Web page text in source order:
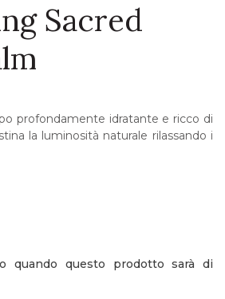
Sacred
profondamente idratante e ricco di
la luminosità naturale rilassando i
quando questo prodotto sarà di